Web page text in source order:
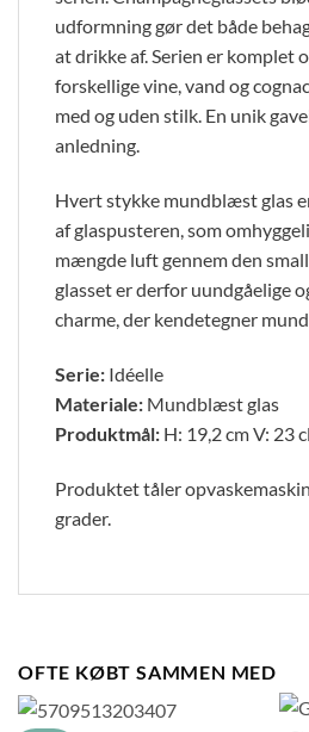
udformning gør det både
at drikke af. Serien er komplet
forskellige vine, vand og
med og uden stilk. En unik
anledning.
Hvert stykke mundblæst glas
af glaspusteren, som
mængde luft gennem den
glasset er derfor uundgåelige
charme, der kendetegner
Serie: Idéelle
Materiale: Mundblæst glas
Produktmål: H: 19,2 cm V: 23
Produktet tåler
grader.
OFTE KØBT SAMMEN MED